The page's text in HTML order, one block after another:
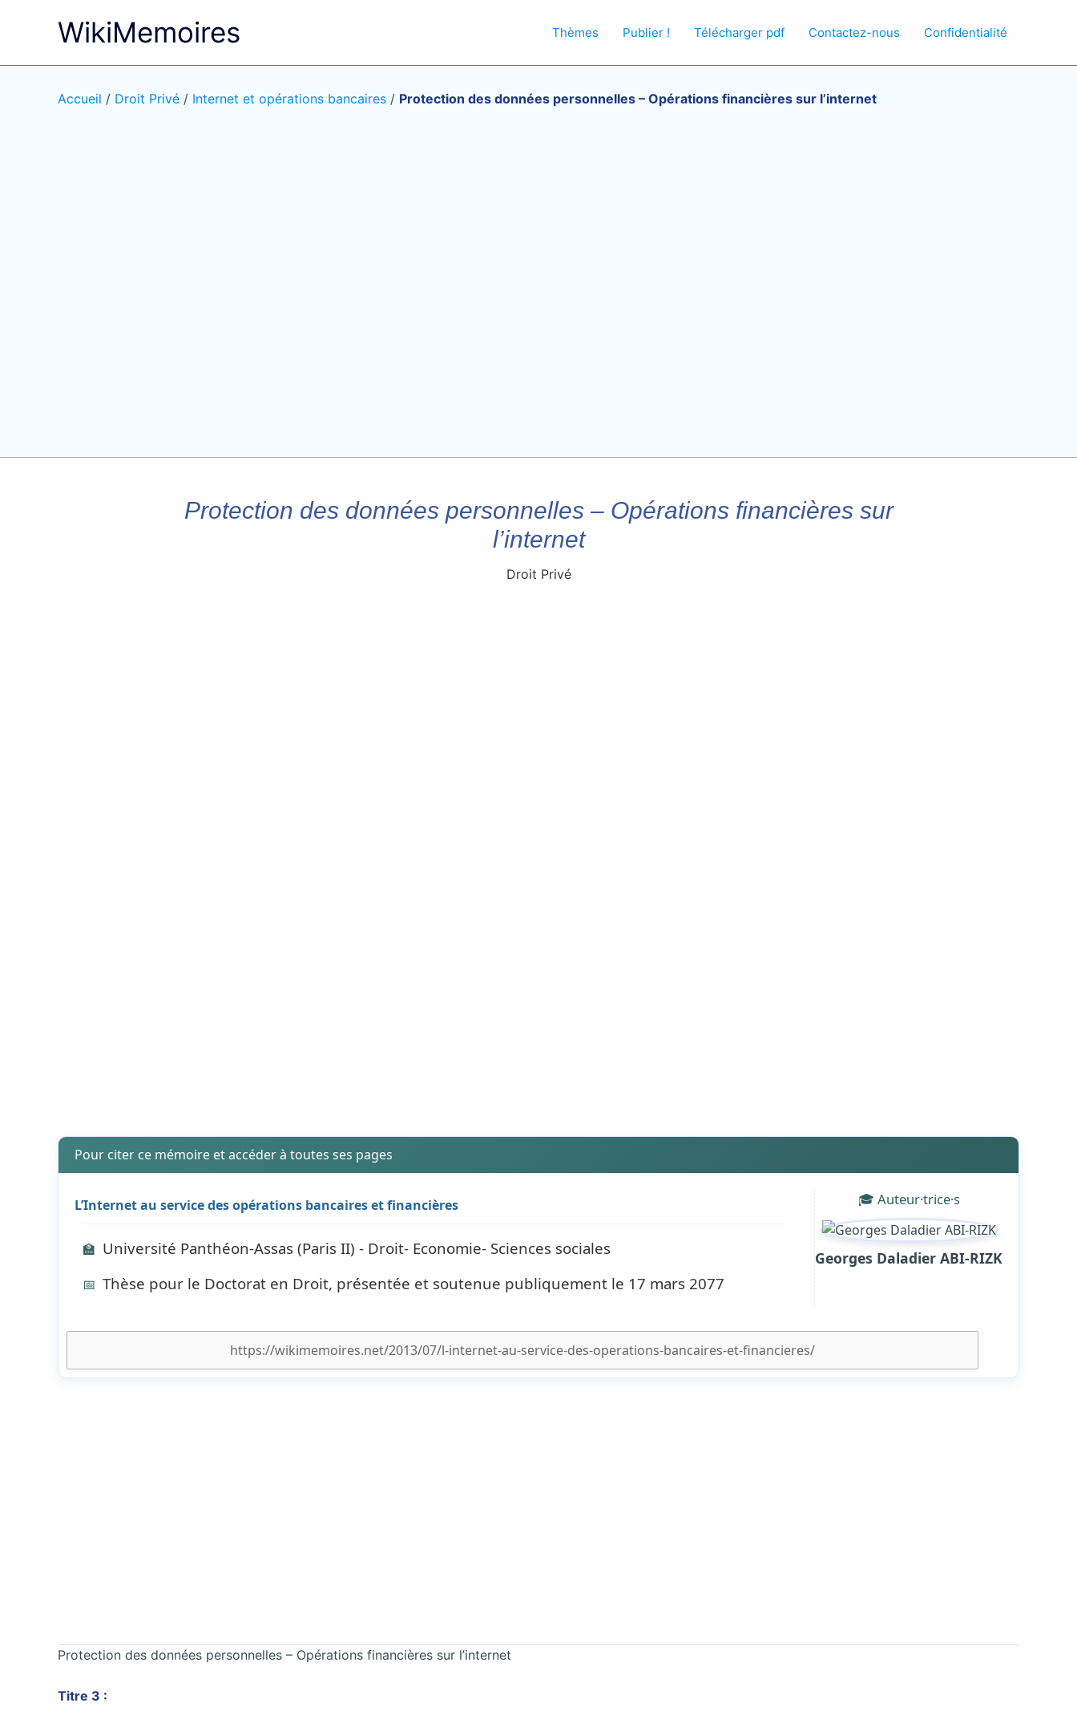
WikiMemoires Thèmes Publier ! Télécharger pdf Contactez-nous Confidentialité
Accueil / Droit Privé / Internet et opérations bancaires / Protection des données personnelles – Opérations financières sur l’internet
Protection des données personnelles – Opérations financières sur
l’internet
Droit Privé
Pour citer ce mémoire et accéder à toutes ses pages
L’Internet au service des opérations bancaires et financières
🏫 Université Panthéon-Assas (Paris II) - Droit- Economie- Sciences sociales
📅 Thèse pour le Doctorat en Droit, présentée et soutenue publiquement le 17 mars 2077
🎓 Auteur·trice·s
Georges Daladier ABI-RIZK
Protection des données personnelles – Opérations financières sur l’internet
Titre 3 :